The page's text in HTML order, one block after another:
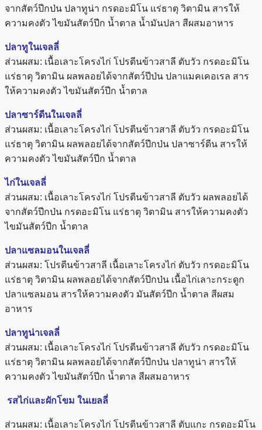
จากสัตว์ปีกป่น ปลาทูน่า กรดอะมิโน แร่ธาตุ วิตามิน สารให้
ความคงตัว ไขมันสัตว์ปีก น้ำตาล น้ำมันปลา สีผสมอาหาร
ปลาทูในเจลลี่
ส่วนผสม: เนื้อเลาะโครงไก่ โปรตีนข้าวสาลี ตับวัว กรดอะมิโน
แร่ธาตุ วิตามิน ผลพลอยได้จากสัตว์ปีป่น ปลาแมคเคอเรล สาร
ให้ความคงตัว ไขมันสัตว์ปีก น้ำตาล
ปลาซาร์ดีนในเจลลี่
ส่วนผสม: เนื้อเลาะโครงไก่ โปรตีนข้าวสาลี ตับวัว กรดอะมิโน
แร่ธาตุ วิตามิน ผลพลอยได้จากสัตว์ปีกป่น ปลาซาร์ดีน สารให้
ความคงตัว ไขมันสัตว์ปีก น้ำตาล
ไก่ในเจลลี่
ส่วนผสม: เนื้อเลาะโครงไก่ โปรตีนข้าวสาลี ตับวัว ผลพลอยได้
จากสัตว์ปีกป่น กรดอะมิโน แร่ธาตุ วิตามิน สารให้ความคงตัว
ไขมันสัตว์ปีก น้ำตาล
ปลาแซลมอนในเจลลี่
ส่วนผสม: โปรตีนข้าวสาลี เนื้อเลาะโครงไก่ ตับวัว กรดอะมิโน
แร่ธาตุ วิตามิน ผลพลอยได้จากสัตว์ปีกป่น เนื้อไก่เลาะกระดูก
ปลาแซลมอน สารให้ความคงตัว มันสัตว์ปีก น้ำตาล สีผสม
อาหาร
ปลาทูน่าเจลลี่
ส่วนผสม: เนื้อเลาะโครงไก่ โปรตีนข้าวสาลี ตับวัว กรดอะมิโน
แร่ธาตุ วิตามิน ผลพลอยได้จากสัตว์ปีกป่น ปลาทูน่า สารให้
ความคงตัว ไขมันสัตว์ปีก น้ำตาล สีผสมอาหาร
รสไก่และผักโขม ในเยลลี่
ส่วนผสม: เนื้อเลาะโครงไก่ โปรตีนข้าวสาลี ตับแกะ กรดอะมิโน